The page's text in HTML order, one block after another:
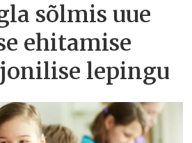
sõlmis uue
ehitamise
lepingu